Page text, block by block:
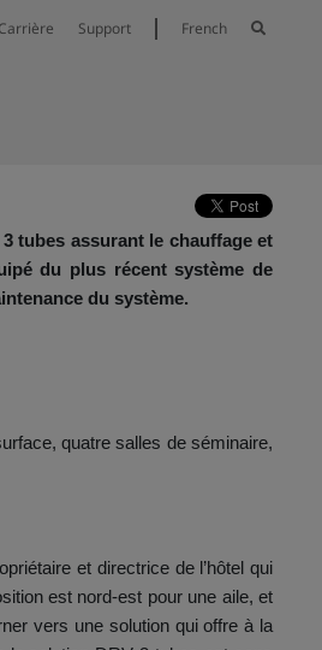
Carrière Support French
tubes assurant le chauffage et
du plus récent système de
du système.
quatre salles de séminaire,
et directrice de l’hôtel qui
est nord-est pour une aile, et
vers une solution qui offre à la